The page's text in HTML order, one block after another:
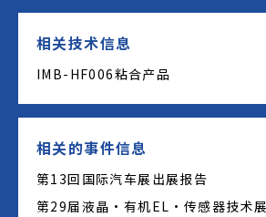
相关技术信息
IMB-HF006粘合产品
相关的事件信息
第13回国际汽车展出展报告
第29届液晶・有机EL・传感器技术